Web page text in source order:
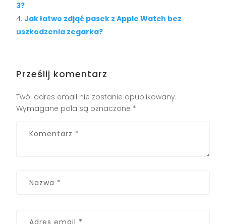
3?
Jak łatwo zdjąć pasek z Apple Watch bez
uszkodzenia zegarka?
Prześlij komentarz
Twój adres email nie zostanie opublikowany.
Wymagane pola są oznaczone *